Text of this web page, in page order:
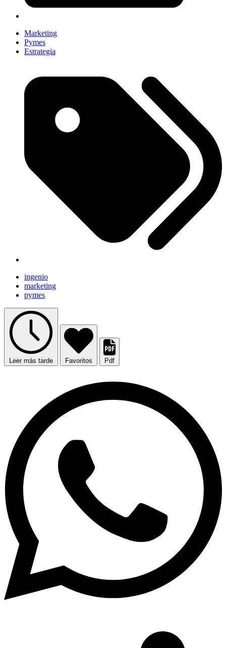
Marketing
Pymes
Estrategia
ingenio
marketing
pymes
Leer más tarde Favoritos Pdf